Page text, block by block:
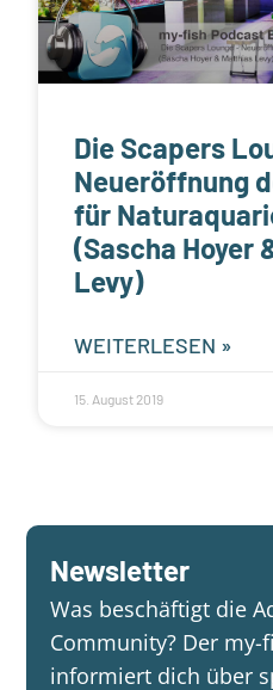
Die Scapers
Neueröffnung
für
(Sascha Hoyer
Levy)
WEITERLESEN »
15. August 2019
Newsletter
Was beschäftigt die
Community? Der
informiert dich über